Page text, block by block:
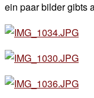
ein paar bilder gibts